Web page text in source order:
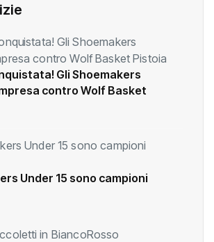
Gli Shoemakers
contro Wolf Basket
Under 15 sono campioni